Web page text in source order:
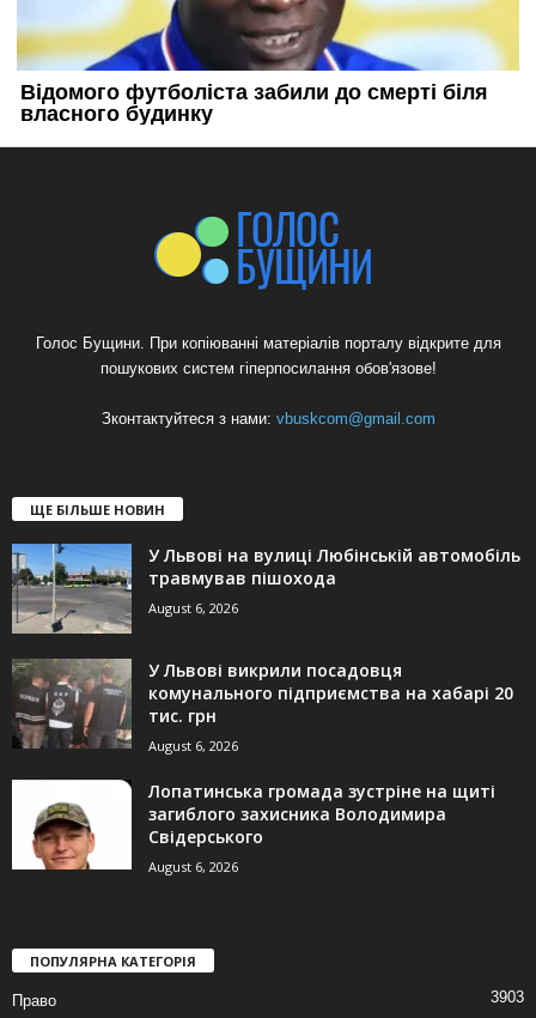
Голос Бущини. При копіюванні матеріалів порталу відкрите для
пошукових систем гіперпосилання обов'язове!
Зконтактуйтеся з нами: vbuskcom@gmail.com
ЩЕ БІЛЬШЕ НОВИН
У Львові на вулиці Любінській автомобіль
травмував пішохода
August 6, 2026
У Львові викрили посадовця
комунального підприємства на хабарі 20
тис. грн
August 6, 2026
Лопатинська громада зустріне на щиті
загиблого захисника Володимира
Свідерського
August 6, 2026
ПОПУЛЯРНА КАТЕГОРІЯ
Право 3903